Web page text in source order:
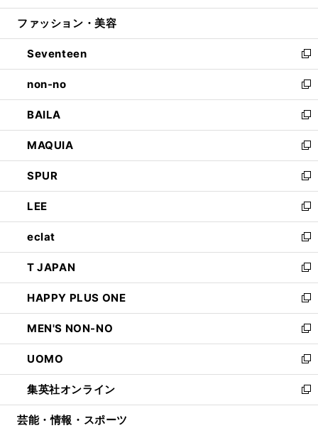
開
ウ
開
く
ン
ウ
で
開
く
ウ
ン
ド
ウ
で
開
く
ファッション・美容
Seventeen
新
し
い
ウ
ィ
ン
ド
ウ
で
開
く
non-no
新
し
い
ウ
ィ
ン
ド
ウ
で
開
く
BAILA
新
し
い
ウ
ィ
ン
ド
ウ
で
開
く
MAQUIA
新
し
い
ウ
ィ
ン
ド
ウ
で
開
く
SPUR
新
し
い
ウ
ィ
ン
ド
ウ
で
開
く
LEE
新
し
い
ウ
ィ
ン
ド
ウ
で
開
く
eclat
新
し
い
ウ
ィ
ン
ド
ウ
で
開
く
T JAPAN
新
し
い
ウ
ィ
ン
ド
ウ
で
開
HAPPY PLUS ONE
新
し
い
ウ
ィ
ン
ド
ウ
MEN'S NON-NO
新
し
い
ウ
ィ
ン
UOMO
新
し
い
ウ
集英社オンライン
新
し
芸能・情報・スポーツ